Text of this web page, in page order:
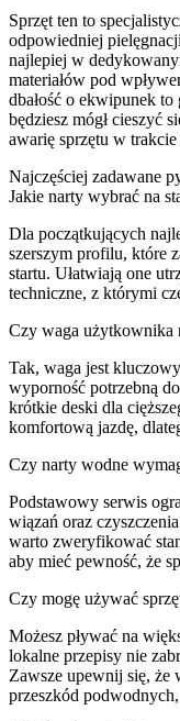
Sprzęt ten to
odpowiedniej
najlepiej w
materiałów pod
dbałość o ekwipunek
będziesz mógł cieszyć
awarię sprzętu w trakcie
Najczęściej zadawane
Jakie narty wybrać na
Dla początkujących
szerszym profilu, które
startu. Ułatwiają one
techniczne, z którymi
Czy waga użytkownika
Tak, waga jest
wyporność potrzebną
krótkie deski dla
komfortową jazdę,
Czy narty wodne
Podstawowy serwis
wiązań oraz
warto zweryfikować
aby mieć pewność, że
Czy mogę używać
Możesz pływać na
lokalne przepisy nie
Zawsze upewnij się, że
przeszkód